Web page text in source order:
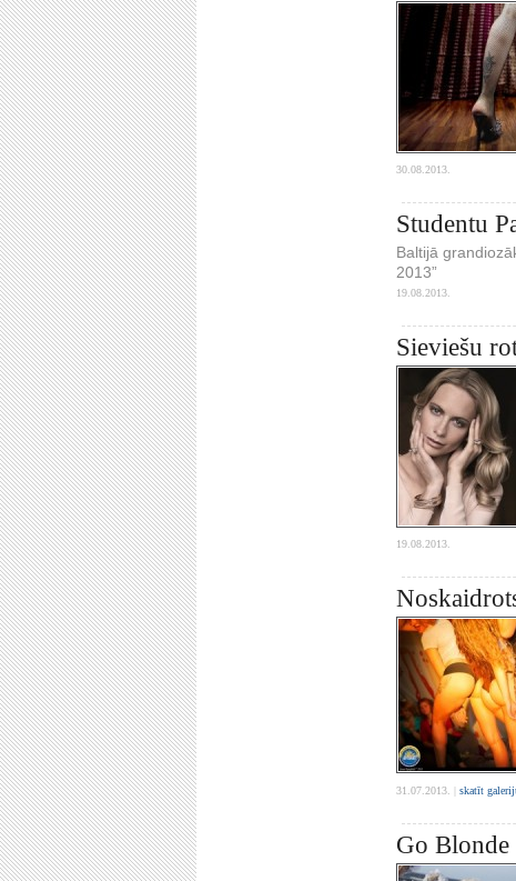
30.08.2013.
Studentu
Baltijā
2013”
19.08.2013.
Sieviešu
19.08.2013.
31.07.2013. | skatīt
Go